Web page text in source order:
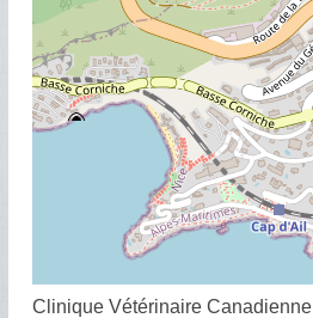
Clinique Vétérinaire Canadienne